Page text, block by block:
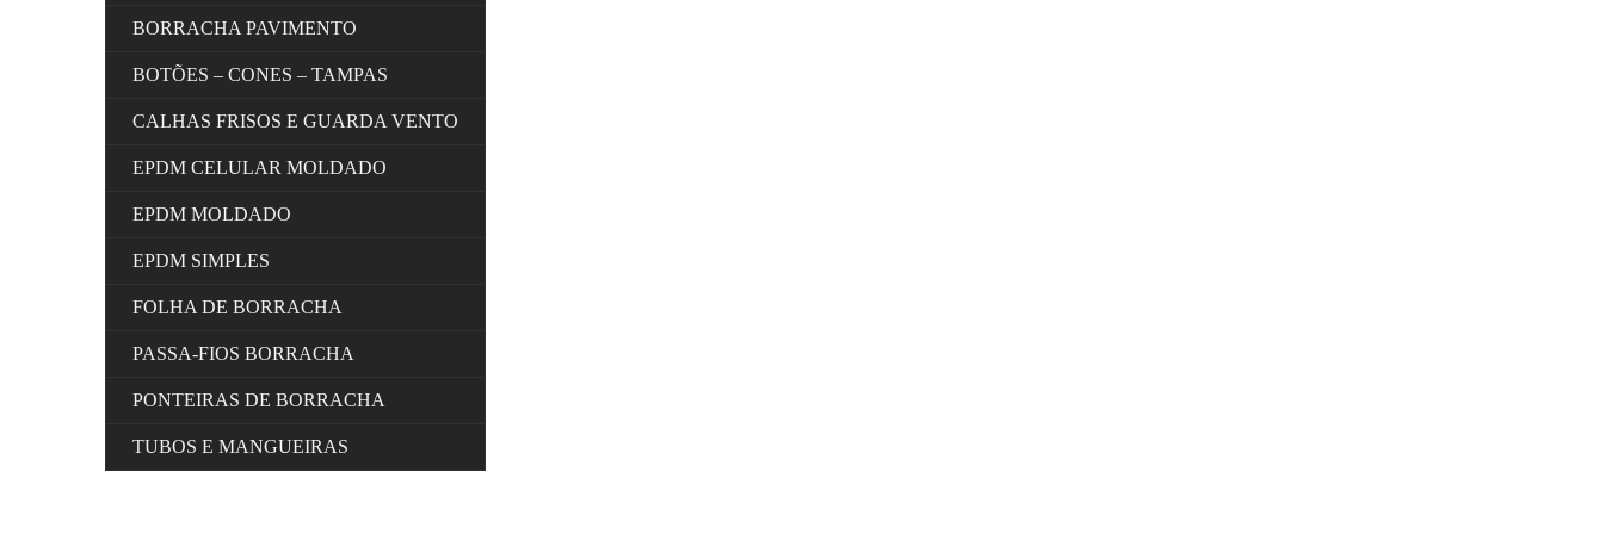
BORRACHA PAVIMENTO
BOTÕES – CONES – TAMPAS
CALHAS FRISOS E GUARDA VENTO
EPDM CELULAR MOLDADO
EPDM MOLDADO
EPDM SIMPLES
FOLHA DE BORRACHA
PASSA-FIOS BORRACHA
PONTEIRAS DE BORRACHA
TUBOS E MANGUEIRAS